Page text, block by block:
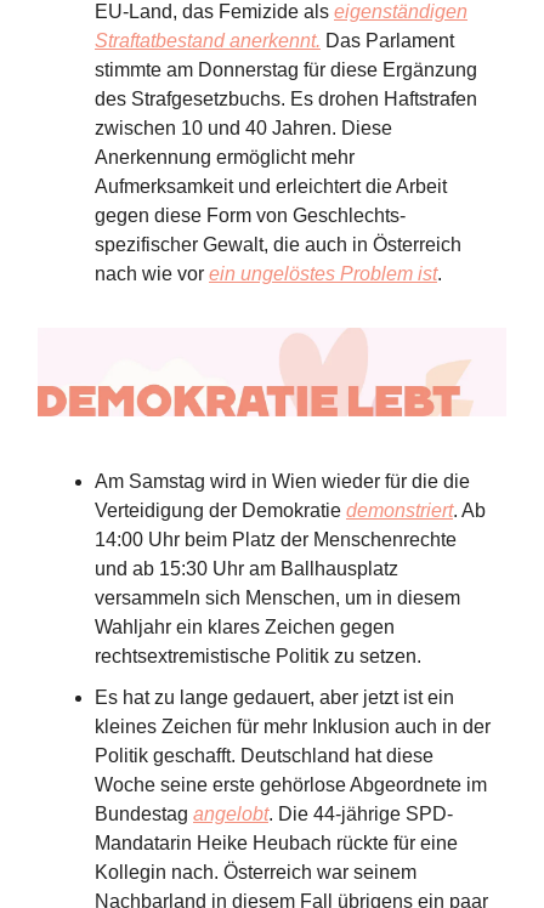
EU-Land, das Femizide als eigenständigen
Straftatbestand anerkennt. Das Parlament
stimmte am Donnerstag für diese Ergänzung
des Strafgesetzbuchs. Es drohen Haftstrafen
zwischen 10 und 40 Jahren. Diese
Anerkennung ermöglicht mehr
Aufmerksamkeit und erleichtert die Arbeit
gegen diese Form von Geschlechts-
spezifischer Gewalt, die auch in Österreich
nach wie vor ein ungelöstes Problem ist.
Am Samstag wird in Wien wieder für die die
Verteidigung der Demokratie demonstriert. Ab
14:00 Uhr beim Platz der Menschenrechte
und ab 15:30 Uhr am Ballhausplatz
versammeln sich Menschen, um in diesem
Wahljahr ein klares Zeichen gegen
rechtsextremistische Politik zu setzen.
Es hat zu lange gedauert, aber jetzt ist ein
kleines Zeichen für mehr Inklusion auch in der
Politik geschafft. Deutschland hat diese
Woche seine erste gehörlose Abgeordnete im
Bundestag angelobt. Die 44-jährige SPD-
Mandatarin Heike Heubach rückte für eine
Kollegin nach. Österreich war seinem
Nachbarland in diesem Fall übrigens ein paar